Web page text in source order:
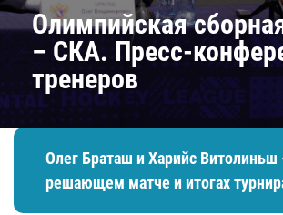
Олимпийская
– СКА. Пресс-
тренеров
Олег Браташ и Харийс Витолиньш
решающем матче и итогах